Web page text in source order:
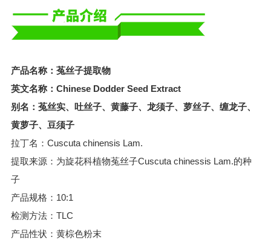
产品名称：菟丝子提取物
英文名称：Chinese Dodder Seed Extract
别名：菟丝实、吐丝子、黄藤子、龙须子、萝丝子、缠龙子、
黄萝子、豆须子
拉丁名：Cuscuta chinensis Lam.
提取来源：为旋花科植物菟丝子Cuscuta chinessis Lam.的种
子
产品规格：10:1
检测方法：TLC
产品性状：黄棕色粉末